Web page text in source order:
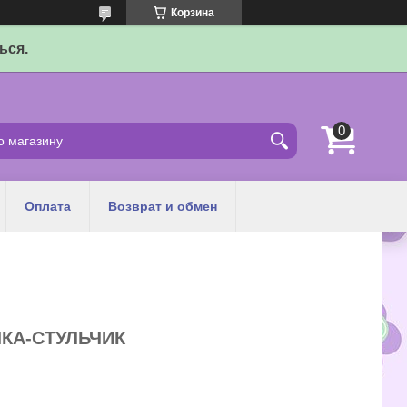
Корзина
Оплата Возврат и обмен
СТУЛЬЧИК